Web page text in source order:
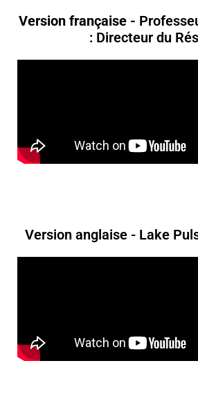
Version française -
: Directeur du
Version anglaise - Lake